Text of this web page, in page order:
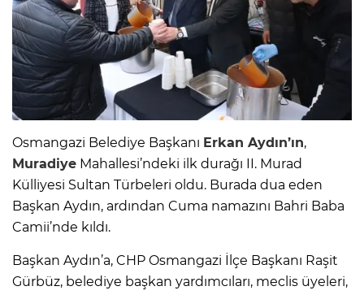
Osmangazi Belediye Başkanı Erkan Aydın’ın,
Muradiye Mahallesi’ndeki ilk durağı II. Murad
Külliyesi Sultan Türbeleri oldu. Burada dua eden
Başkan Aydın, ardından Cuma namazını Bahri Baba
Camii’nde kıldı.
Başkan Aydın’a, CHP Osmangazi İlçe Başkanı Raşit
Gürbüz, belediye başkan yardımcıları, meclis üyeleri,